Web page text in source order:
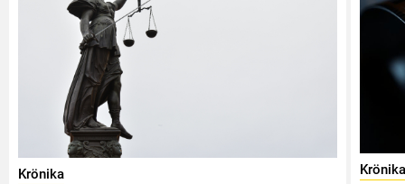
Krönika Krönika